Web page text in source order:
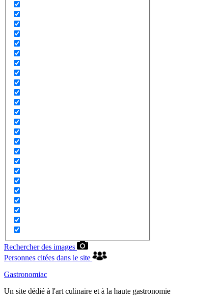
Rechercher des images
Personnes citées dans le site
Gastronomiac
Un site dédié à l'art culinaire et à la haute gastronomie